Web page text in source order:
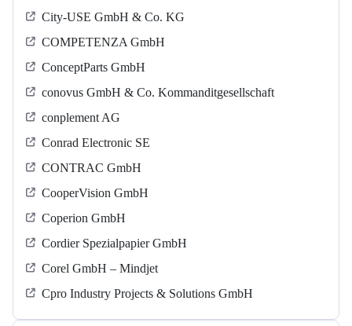
City-USE GmbH & Co. KG
COMPETENZA GmbH
ConceptParts GmbH
conovus GmbH & Co. Kommanditgesellschaft
conplement AG
Conrad Electronic SE
CONTRAC GmbH
CooperVision GmbH
Coperion GmbH
Cordier Spezialpapier GmbH
Corel GmbH – Mindjet
Cpro Industry Projects & Solutions GmbH